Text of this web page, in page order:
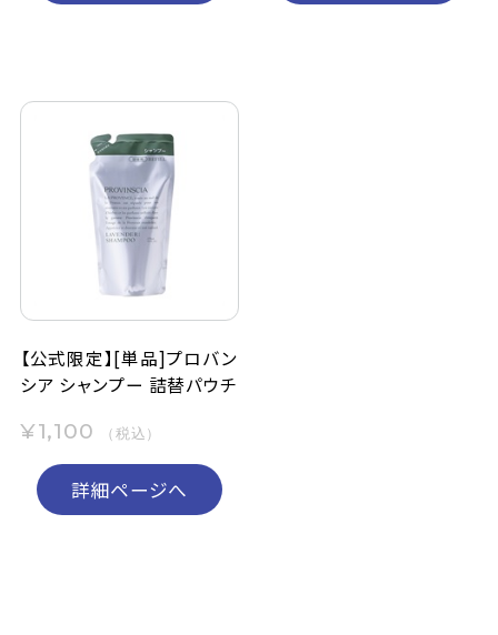
【公式限定】[単品]プロバン
シア シャンプー 詰替パウチ
¥1,100 （税込）
詳細ページへ